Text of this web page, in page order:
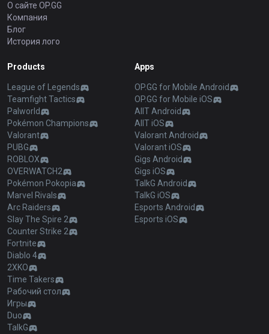
О сайте OP.GG
Компания
Блог
История лого
Products
League of Legends
Teamfight Tactics
Palworld
Pokémon Champions
Valorant
PUBG
ROBLOX
OVERWATCH2
Pokémon Pokopia
Marvel Rivals
Arc Raiders
Slay The Spire 2
Counter Strike 2
Fortnite
Diablo 4
2XKO
Time Takers
Рабочий стол
Игры
Duo
TalkG
Apps
OP.GG for Mobile Android
OP.GG for Mobile iOS
AllT Android
AllT iOS
Valorant Android
Valorant iOS
Gigs Android
Gigs iOS
TalkG Android
TalkG iOS
Esports Android
Esports iOS